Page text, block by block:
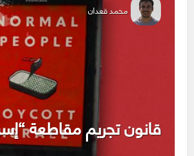
محمد قعدان
قانون تجريم مقاطعة